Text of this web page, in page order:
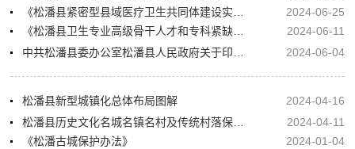
2024-06-25
2024-06-11
2024-06-04
松潘县新型城镇化总体布局图解
2024-04-16
2024-04-11
《松潘古城保护办法》
2024-01-04